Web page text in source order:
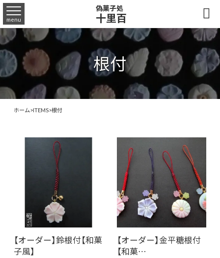
偽菓子処
十里百
menu 
根付
ホーム>ITEMS>根付
【オーダー】鈴根付【和菓
子風】
【オーダー】金平糖根付
【和菓…